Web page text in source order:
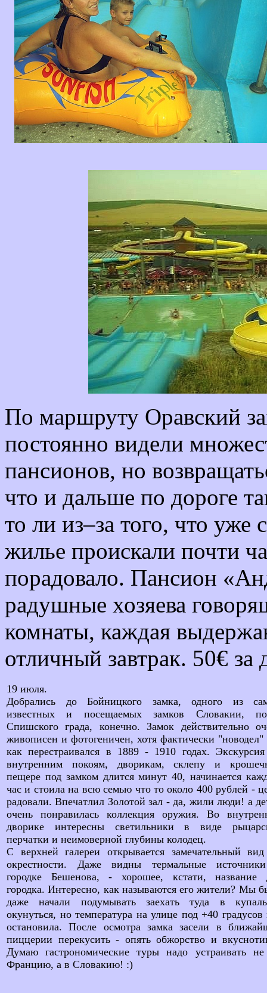
По маршруту Оравский
постоянно видели
пансионов, но
что и дальше по дороге
то ли из–за того, что
жилье проискали почти
порадовало. Пансион
радушные хозяева
комнаты, каждая
отличный завтрак. 50€ за
19 июля.
Добрались до Бойницкого замка, одного из
известных и посещаемых замков Словакии,
Спишского града, конечно. Замок действительно
живописен и фотогеничен, хотя фактически "новодел"
как перестраивался в 1889 - 1910 годах.
внутренним покоям, дворикам, склепу и
пещере под замком длится минут 40, начинается
час и стоила на всю семью что то около 400 рублей -
радовали. Впечатлил Золотой зал - да, жили люди! а
очень понравилась коллекция оружия. Во
дворике интересны светильники в виде
перчатки и неимоверной глубины колодец.
С верхней галереи открывается замечательный
окрестности. Даже видны термальные
городке Бешенова, - хорошее, кстати, название
городка. Интересно, как называются его жители? Мы
даже начали подумывать заехать туда в
окунуться, но температура на улице под +40 градусов
остановила. После осмотра замка засели в
пиццерии перекусить - опять обжорство и
Думаю гастрономические туры надо устраивать
Францию, а в Словакию! :)